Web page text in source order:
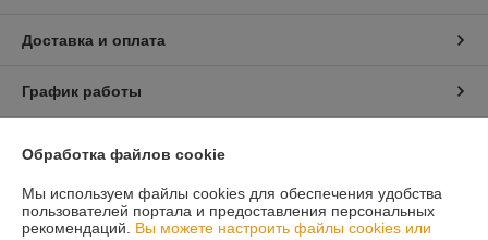
Доставка и оплата
График работы
Политика обработки cookies
Обработка файлов cookie
Мы используем файлы cookies для обеспечения удобства
пользователей портала и предоставления персональных
рекомендаций. Вы можете настроить файлы cookies или